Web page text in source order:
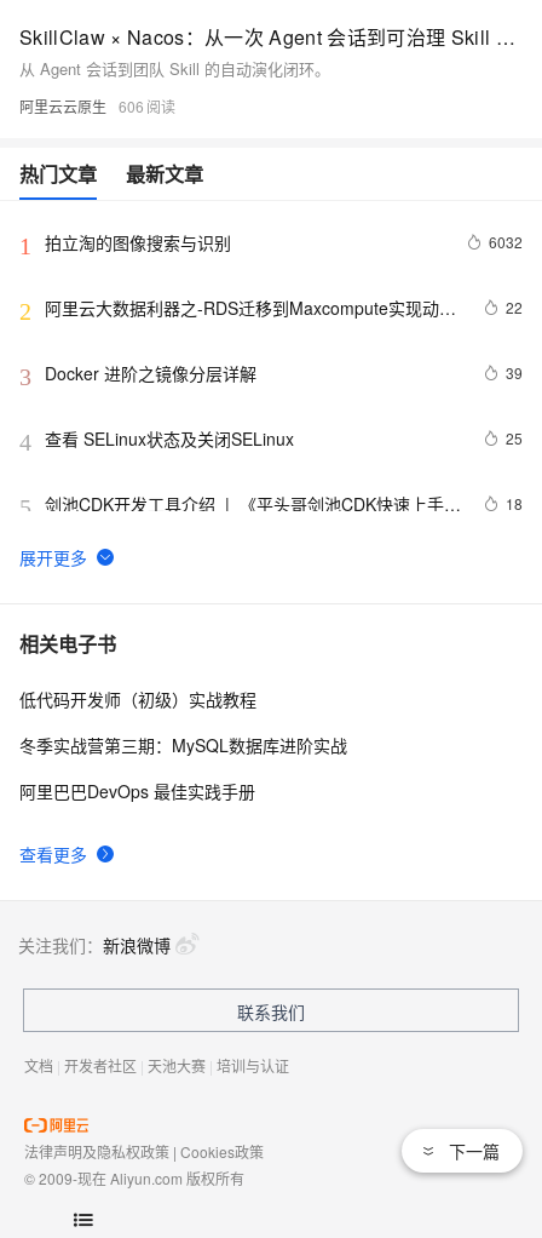
SkillClaw × Nacos：从一次 Agent 会话到可治理 Skill Registry 的自动演化闭环
从 Agent 会话到团队 Skill 的自动演化闭环。
阿里云云原生 606
热门文章 最新文章
1 拍立淘的图像搜索与识别 6032
2
阿里云大数据利器之-RDS迁移到Maxcompute实现动态
22
3 Docker 进阶之镜像分层详解 39
4 查看 SELinux状态及关闭SELinux 25
5 剑池CDK开发工具介绍  |  《平头哥剑池CDK快速上手指
18
6 WebAssembly 在 MOSN 中的实践 - 基础框架篇
7 userdel使用说明
8 自己看系统的“系统还原”
相关电子书
查看更多
低代码开发师（初级）实战教程
冬季实战营第三期：MySQL数据库进阶实战
阿里巴巴DevOps 最佳实践手册
下一篇
关注我们： 新浪微博
联系我们
文档 | 开发者社区 | 天池大赛 | 培训与认证
法律声明及隐私权政策 | Cookies政策
© 2009-现在 Aliyun.com 版权所有
域名注册服务机构许可：